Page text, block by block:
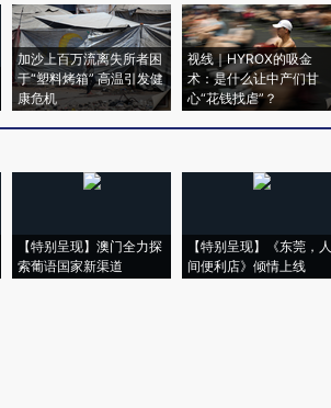
加沙上百万流离失所者困
于“塑料烤箱” 高温引发健
康危机
视线｜HYROX的吸金
术：是什么让中产们甘
心“花钱找虐”？
【特别呈现】澳门全力探
索葡语国家新渠道
【特别呈现】《东莞，人
间便利店》倾情上线